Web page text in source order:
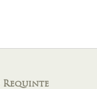
Requinte